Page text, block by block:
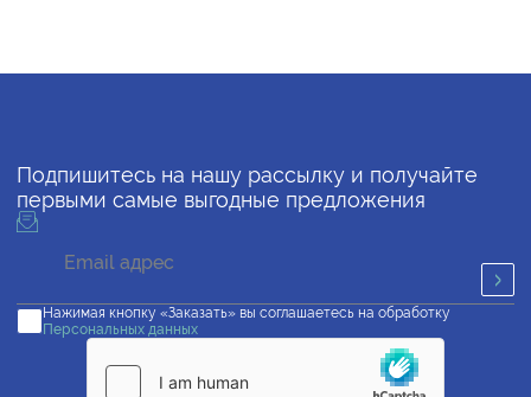
Подпишитесь на нашу рассылку и получайте
первыми самые выгодные предложения
Нажимая кнопку «Заказать» вы соглашаетесь на обработку
Персональных данных